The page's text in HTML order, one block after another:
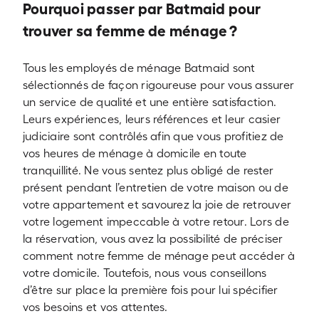
Pourquoi passer par Batmaid pour
trouver sa femme de ménage ?
Tous les employés de ménage Batmaid sont
sélectionnés de façon rigoureuse pour vous assurer
un service de qualité et une entière satisfaction.
Leurs expériences, leurs références et leur casier
judiciaire sont contrôlés afin que vous profitiez de
vos heures de ménage à domicile en toute
tranquillité. Ne vous sentez plus obligé de rester
présent pendant l’entretien de votre maison ou de
votre appartement et savourez la joie de retrouver
votre logement impeccable à votre retour. Lors de
la réservation, vous avez la possibilité de préciser
comment notre femme de ménage peut accéder à
votre domicile. Toutefois, nous vous conseillons
d’être sur place la première fois pour lui spécifier
vos besoins et vos attentes.